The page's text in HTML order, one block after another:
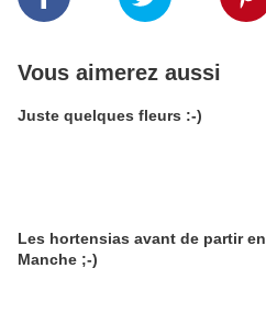
Vous aimerez aussi
Juste quelques fleurs :-)
Les hortensias avant de partir en
Manche ;-)